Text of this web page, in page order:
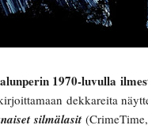
1970-luvulla
dekkareita
silmälasit